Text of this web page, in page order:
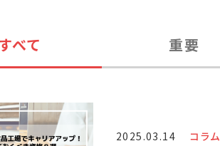
べて 重要
2025.03.14 コラム